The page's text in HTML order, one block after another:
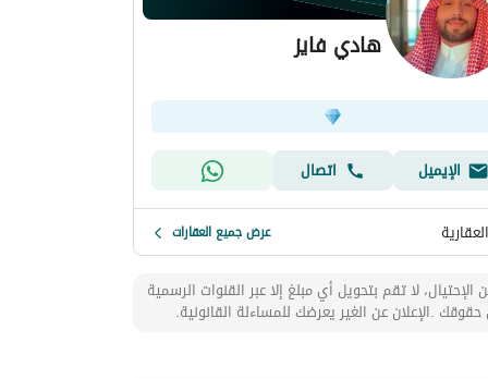
هادي فايز
الإيميل اتصال
عرض جميع العقارات
الإحتيال، لا تقم بتحويل أي مبلغ إلا عبر القنوات الرسمية
.الإعلان عن الغير يعرضك للمساءلة القانونية.